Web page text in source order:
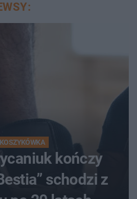
KOSZYKÓWKA
kończy
schodzi z